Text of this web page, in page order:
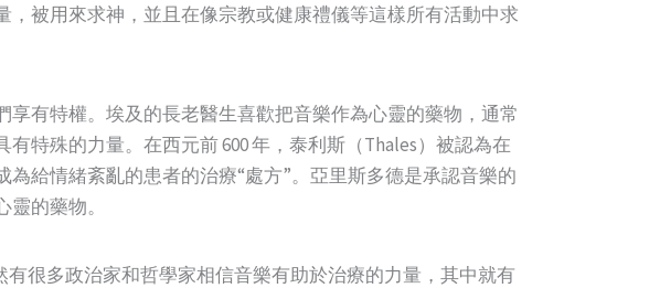
被用來求神，並且在像宗教或健康禮儀等這樣所有活動中求
有特權。埃及的長老醫生喜歡把音樂作為心靈的藥物，通常
特殊的力量。在西元前 600 年，泰利斯（Thales）被認為在
給情緒紊亂的患者的治療“處方”。亞里斯多德是承認音樂的
的藥物。
很多政治家和哲學家相信音樂有助於治療的力量，其中就有